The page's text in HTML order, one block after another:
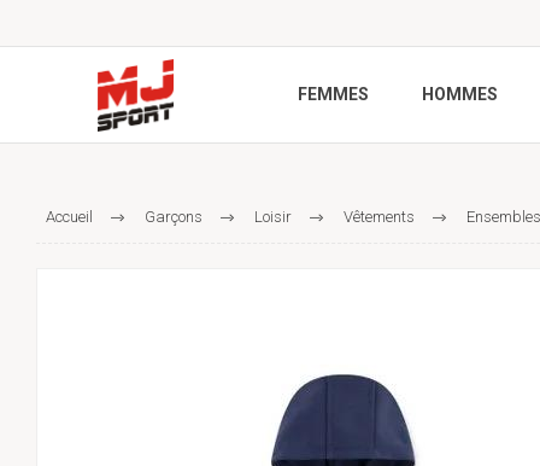
FEMMES HOMMES
Accueil Garçons Loisir Vêtements Ensembles